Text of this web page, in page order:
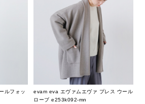
ルフォッ
evam eva エヴァムエヴァ プレス ウール
ローブ e253k092-mn